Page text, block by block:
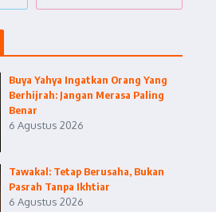
Buya Yahya Ingatkan Orang Yang
Berhijrah: Jangan Merasa Paling
Benar
6 Agustus 2026
Tawakal: Tetap Berusaha, Bukan
Pasrah Tanpa Ikhtiar
6 Agustus 2026